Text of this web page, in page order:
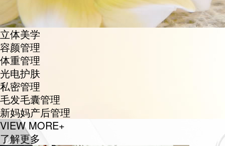
立体美学
容颜管理
体重管理
光电护肤
私密管理
毛发毛囊管理
新妈妈产后管理
VIEW MORE+
了解更多